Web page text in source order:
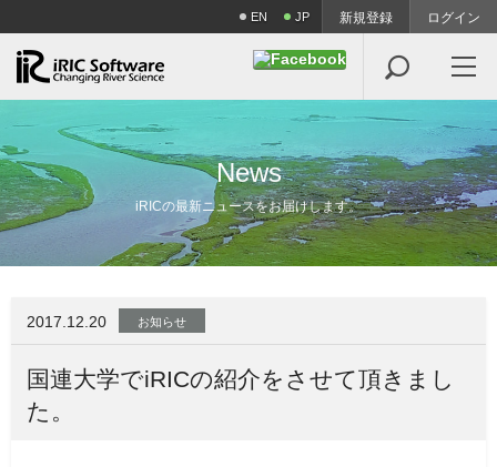
EN JP 新規登録 ログイン

News
iRICの最新ニュースをお届けします。
2017.12.20 お知らせ
国連大学でiRICの紹介をさせて頂きまし
た。